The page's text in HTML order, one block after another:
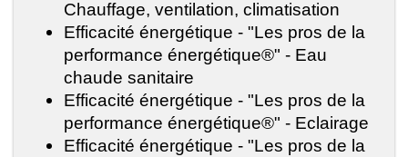
Chauffage, ventilation, climatisation
Efficacité énergétique - "Les pros de la
performance énergétique®" - Eau
chaude sanitaire
Efficacité énergétique - "Les pros de la
performance énergétique®" - Eclairage
Efficacité énergétique - "Les pros de la